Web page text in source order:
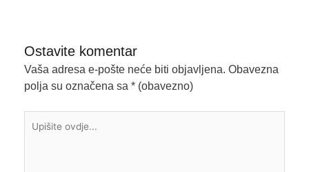
Ostavite komentar
Vaša adresa e-pošte neće biti objavljena. Obavezna
polja su označena sa * (obavezno)
ovdje...